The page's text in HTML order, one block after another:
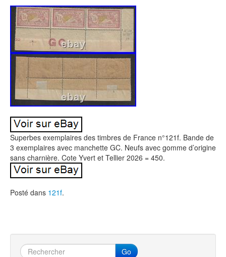
Superbes exemplaires des timbres de France n°121f. Bande de
3 exemplaires avec manchette GC. Neufs avec gomme d’origine
sans charnière. Cote Yvert et Tellier 2026 = 450.
Posté dans 121f.
Go